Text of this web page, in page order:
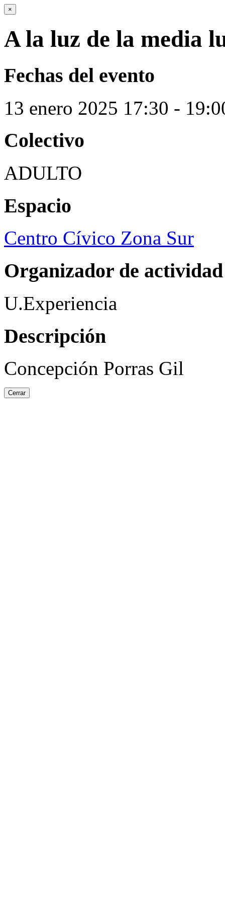
×
A la luz de la media
Fechas del evento
13 enero 2025 17:30 -
Colectivo
ADULTO
Espacio
Centro Cívico Zona Sur
Organizador de actividad
U.Experiencia
Descripción
Concepción Porras Gil
Cerrar